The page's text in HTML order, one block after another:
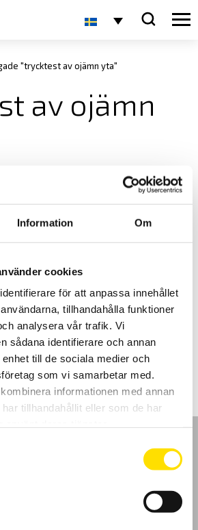
Information Om
cookies
för att anpassa innehållet
tillhandahålla funktioner
analysera vår trafik. Vi
sådana identifierare och annan
till de sociala medier och
som vi samarbetar med.
informationen med annan
tillhandahållit eller som de har
"trycktest av ojämn yta"
av ojämn
tryckplatta från Mecmesin
från Mecmesin för jämn mätning och
dragprovare eller dynamometer
LÄS MER